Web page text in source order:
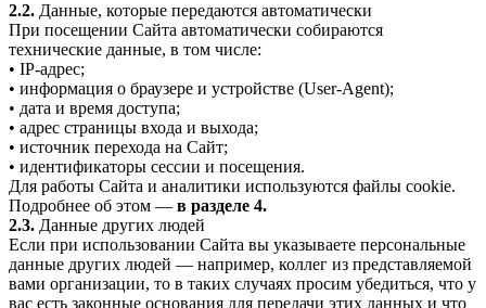
2.2. Данные, которые передаются автоматически
При посещении Сайта автоматически собираются
технические данные, в том числе:
• IP-адрес;
• информация о браузере и устройстве (User-Agent);
• дата и время доступа;
• адрес страницы входа и выхода;
• источник перехода на Сайт;
• идентификаторы сессии и посещения.
Для работы Сайта и аналитики используются файлы cookie.
Подробнее об этом — в разделе 4.
2.3. Данные других людей
Если при использовании Сайта вы указываете персональные
данные других людей — например, коллег из представляемой
вами организации, то в таких случаях просим убедиться, что у
вас есть законные основания для передачи этих данных и что